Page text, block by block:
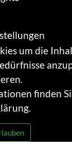
um die
finden
.